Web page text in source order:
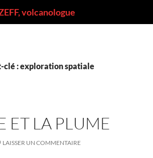
volcanologue
clé : exploration spatiale
ET LA PLUME
LAISSER UN COMMENTAIRE